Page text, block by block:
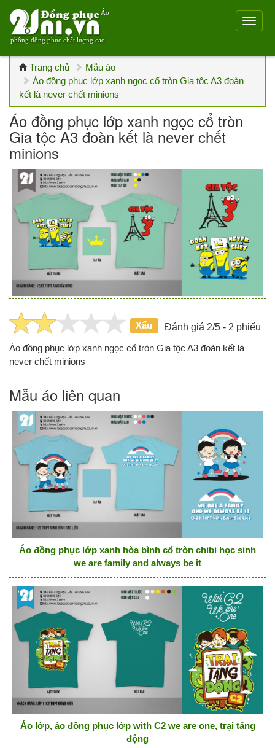
Áo
phông đồng phục chất lượng cao
Trang chủ
Mẫu áo
Áo đồng phục lớp xanh ngọc cổ tròn Gia tộc A3 đoàn
kết là never chết minions
Áo đồng phục lớp xanh ngọc cổ tròn
Gia tộc A3 đoàn kết là never chết
minions
Xấu Đánh giá 2/5 - 2 phiếu
Áo đồng phục lớp xanh ngọc cổ tròn Gia tộc A3 đoàn kết là
never chết minions
Mẫu áo liên quan
Áo đồng phục lớp xanh hòa bình cổ tròn chibi học sinh
we are family and always be it
Áo lớp, áo đồng phục lớp with C2 we are one, trại tăng
động